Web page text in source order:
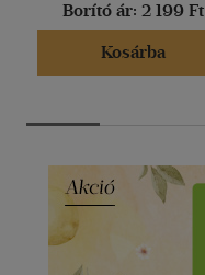
Borító ár: 2 199 Ft
Kosárba